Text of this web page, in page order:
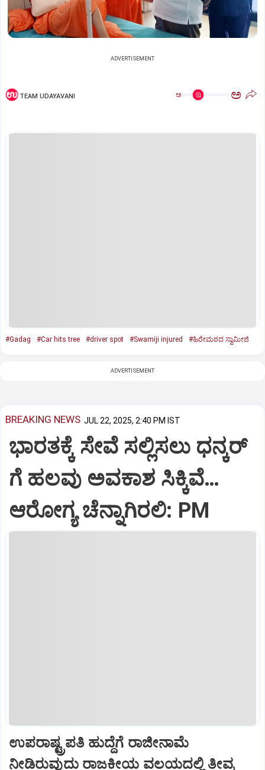
ADVERTISEMENT
TEAM UDAYAVANI ಅ ಅ
#Gadag #Car hits tree #driver spot #Swamiji injured #ಹಿರೇಮಠದ ಸ್ವಾಮೀಜಿ
ADVERTISEMENT
BREAKING NEWS JUL 22, 2025, 2:40 PM IST
ಭಾರತಕ್ಕೆ ಸೇವೆ ಸಲ್ಲಿಸಲು ಧನ್ಕರ್‌
ಗೆ ಹಲವು ಅವಕಾಶ ಸಿಕ್ಕಿವೆ…
ಆರೋಗ್ಯ ಚೆನ್ನಾಗಿರಲಿ: PM
ಉಪರಾಷ್ಟ್ರಪತಿ ಹುದ್ದೆಗೆ ರಾಜೀನಾಮೆ
ನೀಡಿರುವುದು ರಾಜಕೀಯ ವಲಯದಲ್ಲಿ ತೀವ್ರ